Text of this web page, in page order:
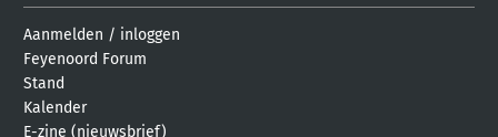
Aanmelden / inloggen
Feyenoord Forum
Stand
Kalender
E-zine (nieuwsbrief)